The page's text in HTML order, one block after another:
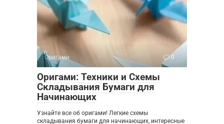
Оригами 0
Оригами: Техники и Схемы
Складывания Бумаги для
Начинающих
Узнайте все об оригами! Легкие схемы
складывания бумаги для начинающих, интересные